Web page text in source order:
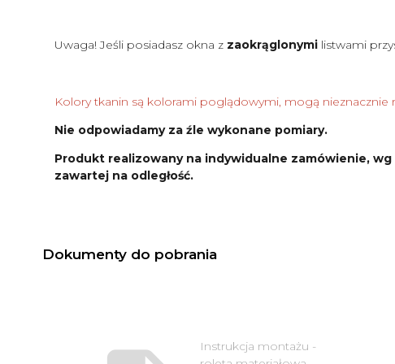
Uwaga! Jeśli posiadasz okna z zaokrąglonymi listwami
Kolory tkanin są kolorami poglądowymi, mogą nieznacznie
Nie odpowiadamy za źle wykonane pomiary.
Produkt realizowany na indywidualne zamówienie,
zawartej na odległość.
Dokumenty do pobrania
Instrukcja montażu -